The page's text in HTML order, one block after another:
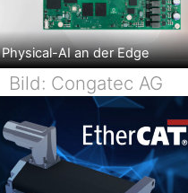
Physical-AI an der Edge
Bild: Congatec AG